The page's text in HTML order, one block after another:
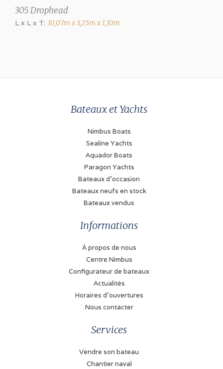
Pompe de cale
Manuel, électrique
305 Drophead
L x L x T: 10,07m x 3,25m x 1,10m
Bateaux et Yachts
Nimbus Boats
Sealine Yachts
Aquador Boats
Paragon Yachts
Bateaux d'occasion
Bateaux neufs en stock
Bateaux vendus
Informations
À propos de nous
Centre Nimbus
Configurateur de bateaux
Actualités
Horaires d'ouvertures
Nous contacter
Services
Vendre son bateau
Chantier naval